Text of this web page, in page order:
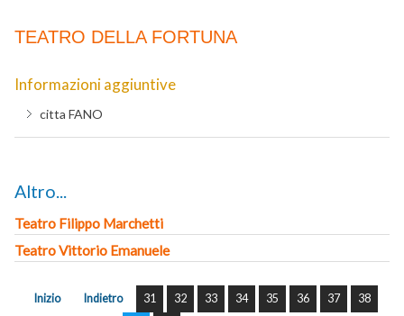
TEATRO DELLA FORTUNA
Informazioni aggiuntive
citta FANO
Altro...
Teatro Filippo Marchetti
Teatro Vittorio Emanuele
Inizio Indietro 31 32 33 34 35 36 37
38